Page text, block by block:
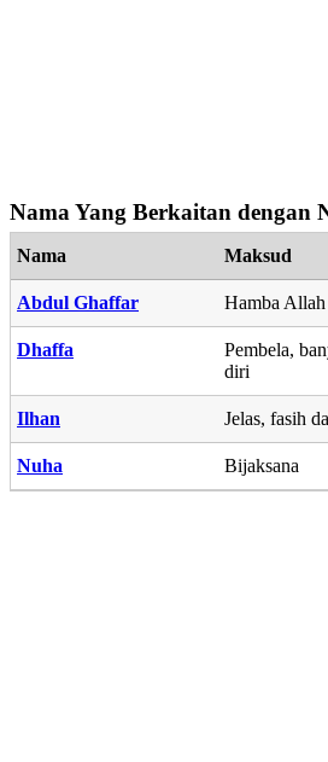
Nama Yang Berkaitan dengan
Nama Maksud
Abdul Ghaffar Hamba Allah
Dhaffa
Pembela,
diri
Ilhan Jelas, fasih
Nuha Bijaksana